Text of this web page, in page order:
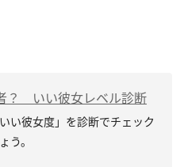
？ いい彼女レベル診断
い彼女度」を診断でチェック
う。